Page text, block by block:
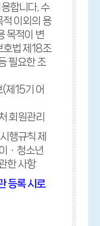
합니다. 수
적 이외의 용
목적이 변
호법 제18조
필요한 조
제15기 어
회원관리
행규칙 제
ㆍ청소년
한 사항
등록 시로